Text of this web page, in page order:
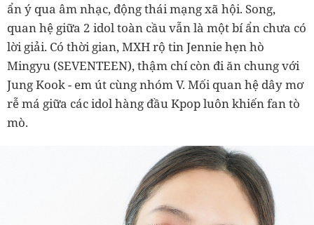
ẩn ý qua âm nhạc, động thái mạng xã hội. Song,
quan hệ giữa 2 idol toàn cầu vẫn là một bí ẩn chưa có
lời giải. Có thời gian, MXH rộ tin Jennie hẹn hò
Mingyu (SEVENTEEN), thậm chí còn đi ăn chung với
Jung Kook - em út cùng nhóm V. Mối quan hệ dây mơ
rễ má giữa các idol hàng đầu Kpop luôn khiến fan tò
mò.